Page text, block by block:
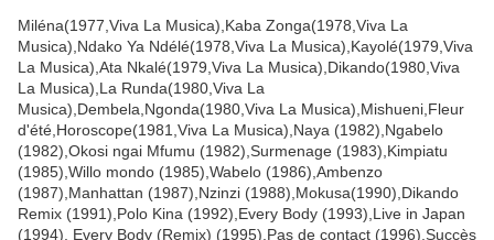
Miléna(1977,Viva La Musica),Kaba Zonga(1978,Viva La
Musica),Ndako Ya Ndélé(1978,Viva La Musica),Kayolé(1979,Viva
La Musica),Ata Nkalé(1979,Viva La Musica),Dikando(1980,Viva
La Musica),La Runda(1980,Viva La
Musica),Dembela,Ngonda(1980,Viva La Musica),Mishueni,Fleur
d'été,Horoscope(1981,Viva La Musica),Naya (1982),Ngabelo
(1982),Okosi ngai Mfumu (1982),Surmenage (1983),Kimpiatu
(1985),Willo mondo (1985),Wabelo (1986),Ambenzo
(1987),Manhattan (1987),Nzinzi (1988),Mokusa(1990),Dikando
Remix (1991),Polo Kina (1992),Every Body (1993),Live in Japan
(1994), Every Body (Remix) (1995),Pas de contact (1996),Succès